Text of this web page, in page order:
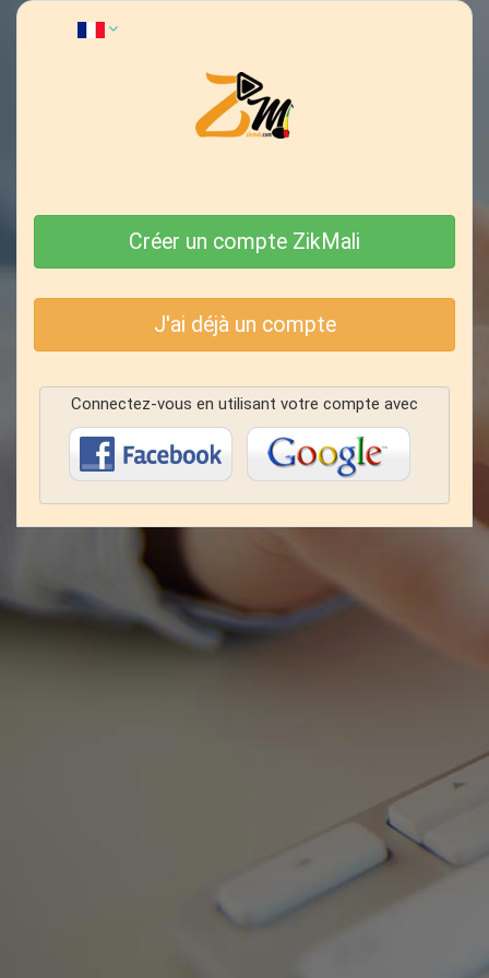
Créer un compte ZikMali
J'ai déjà un compte
Connectez-vous en utilisant votre compte avec